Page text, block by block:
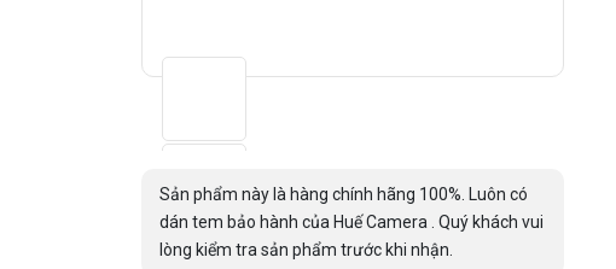
Sản phẩm này là hàng chính hãng 100%. Luôn có
dán tem bảo hành của Huế Camera . Quý khách vui
lòng kiểm tra sản phẩm trước khi nhận.